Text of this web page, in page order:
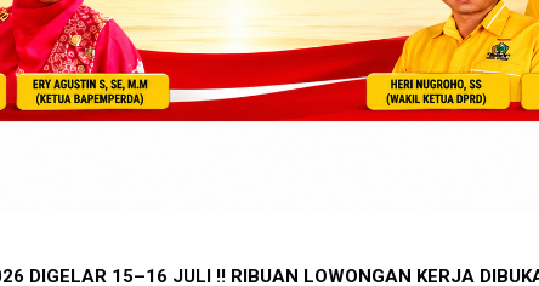
JOB FAIR 2026 DIGELAR 15–16 JULI !! RIBUAN LOWONGAN
REKOR DUNIA !! 1.588 PEREMPUAN BUMI HANDAYANI